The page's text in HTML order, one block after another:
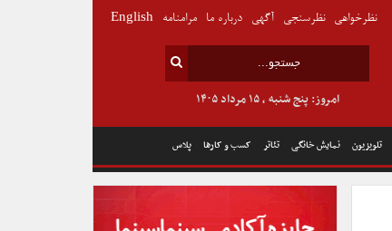
تلویزیون نمایش خانگی تئاتر کسب و کارها پلاس
امروز: پنج شنبه , ۱۵ مرداد ۱۴۰۵
نظرخواهی نظرسنجی آگهی درباره ما مرامنامه English